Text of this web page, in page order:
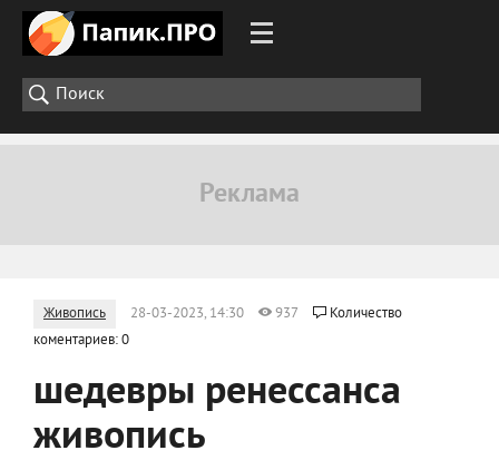
Живопись 28-03-2023, 14:30 937
Количество
коментариев: 0
шедевры ренессанса
живопись